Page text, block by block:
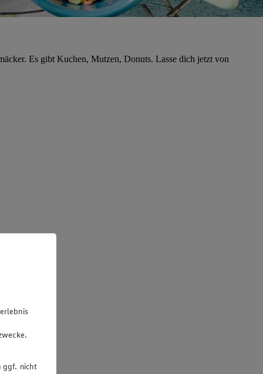
Es gibt Kuchen, Mutzen, Donuts. Lasse dich jetzt von
ggf. nicht